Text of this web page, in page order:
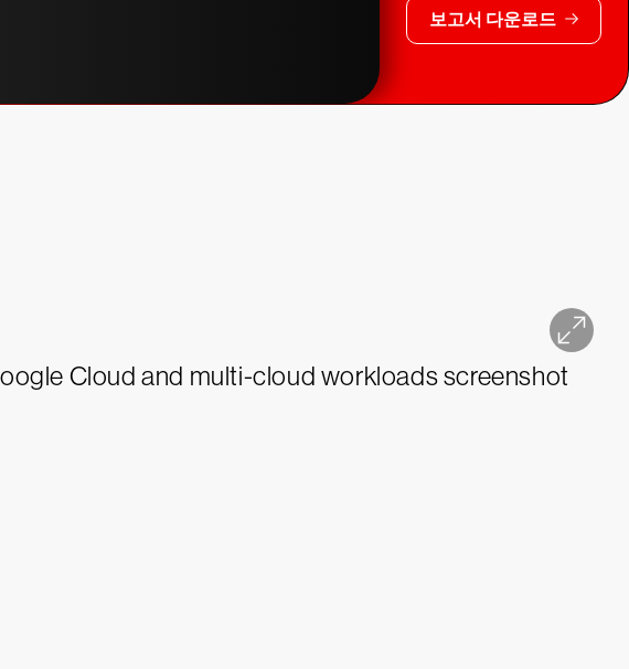
보고서 다운로드